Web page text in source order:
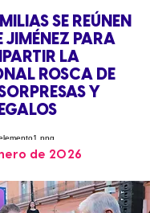
SE REÚNEN
JIMÉNEZ PARA
LA
ROSCA DE
Y
de 2026